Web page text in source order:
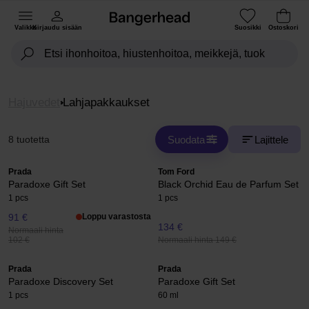
ValikkoKirjaudu sisään Suosikki Ostoskori
Lahjapakkaukset
8 tuotetta Suodata Lajittele
Prada
Paradoxe Gift Set
1 pcs
91 €
Normaali hinta
102 €
Loppu varastosta
Tom Ford
Black Orchid Eau de Parfum Set
1 pcs
134 €
Normaali hinta 149 €
Prada
Paradoxe Discovery Set
1 pcs
Prada
Paradoxe Gift Set
60 ml